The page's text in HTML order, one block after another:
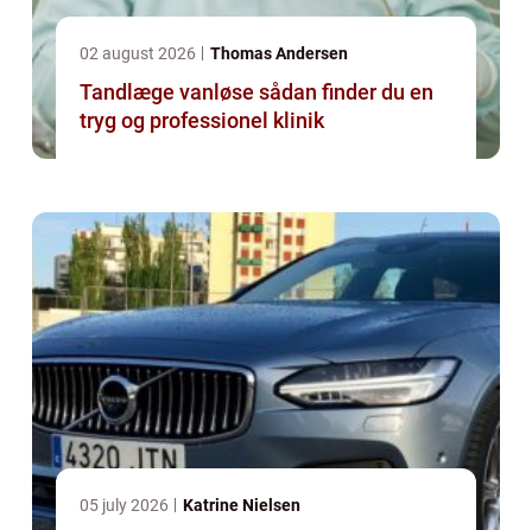
02 august 2026 Thomas Andersen
Tandlæge vanløse sådan finder du en
tryg og professionel klinik
05 july 2026 Katrine Nielsen